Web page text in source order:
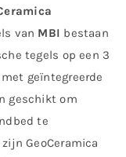
van MBI bestaan
tegels op een 3
geïntegreerde
geschikt om
te
GeoCeramica